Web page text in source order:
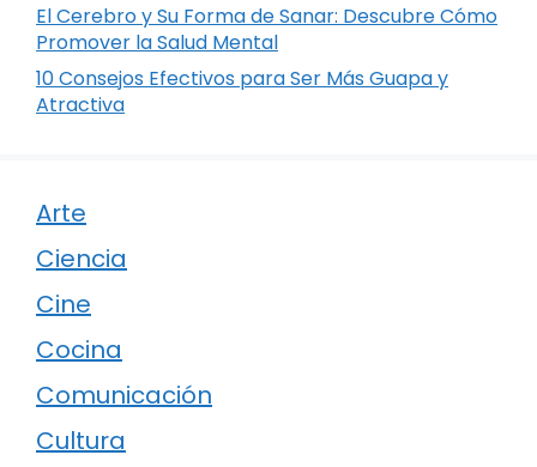
El Cerebro y Su Forma de Sanar: Descubre Cómo
Promover la Salud Mental
10 Consejos Efectivos para Ser Más Guapa y
Atractiva
Arte
Ciencia
Cine
Cocina
Comunicación
Cultura